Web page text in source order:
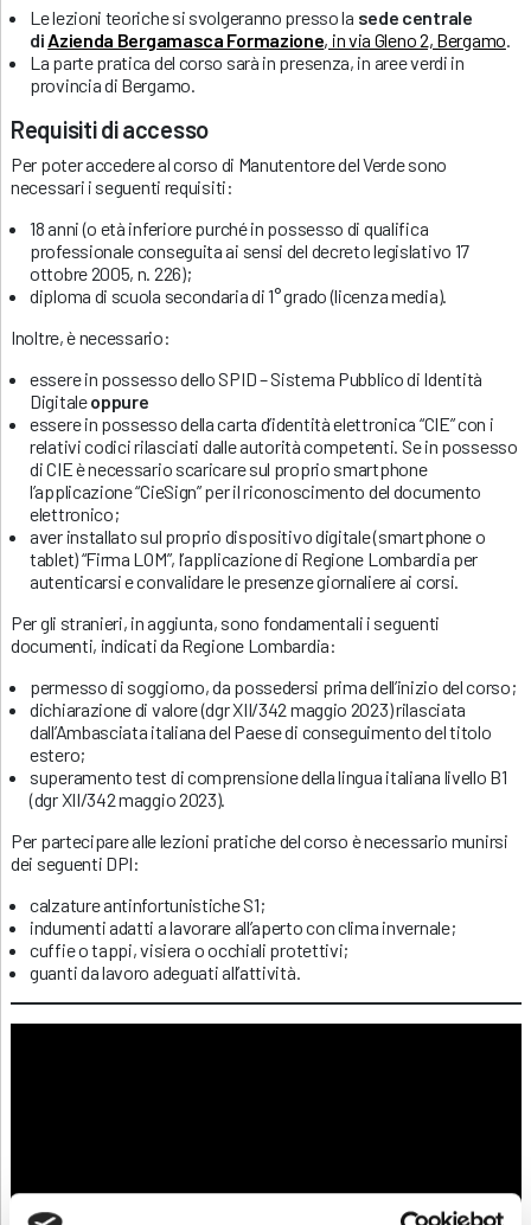
Le lezioni teoriche si svolgeranno presso la sede centrale
di Azienda Bergamasca Formazione, in via Gleno 2, Bergamo
La parte pratica del corso sarà in presenza, in aree verdi in
provincia di Bergamo.
Requisiti di accesso
Per poter accedere al corso di Manutentore del Verde sono
necessari i seguenti requisiti:
18 anni (o età inferiore purché in possesso di qualifica
professionale conseguita ai sensi del decreto legislativo 17
ottobre 2005, n. 226);
diploma di scuola secondaria di 1° grado (licenza media).
Inoltre, è necessario:
essere in possesso dello SPID – Sistema Pubblico di Identità
Digitaleoppure
essere in possesso della carta d’identità elettronica “CIE” con i
relativi codici rilasciati dalle autorità competenti. Se in possesso
di CIE è necessario scaricare sul proprio smartphone
l’applicazione “CieSign” per il riconoscimento del documento
elettronico;
aver installato sul proprio dispositivo digitale (smartphone o
tablet) “Firma LOM”, l’applicazione di Regione Lombardia per
autenticarsi e convalidare le presenze giornaliere ai corsi.
Per gli stranieri, in aggiunta, sono fondamentali i seguenti
documenti, indicati da Regione Lombardia:
permesso di soggiorno, da possedersi prima dell’inizio del corso;
dichiarazione di valore (dgr XII/342 maggio 2023) rilasciata
dall’Ambasciata italiana del Paese di conseguimento del titolo
estero;
superamento test di comprensione della lingua italiana livello B1
(dgr XII/342 maggio 2023).
Per partecipare alle lezioni pratiche del corso è necessario munirsi
dei seguenti DPI:
calzature antinfortunistiche S1;
indumenti adatti a lavorare all’aperto con clima invernale;
cuffie o tappi, visiera o occhiali protettivi;
guanti da lavoro adeguati all’attività.